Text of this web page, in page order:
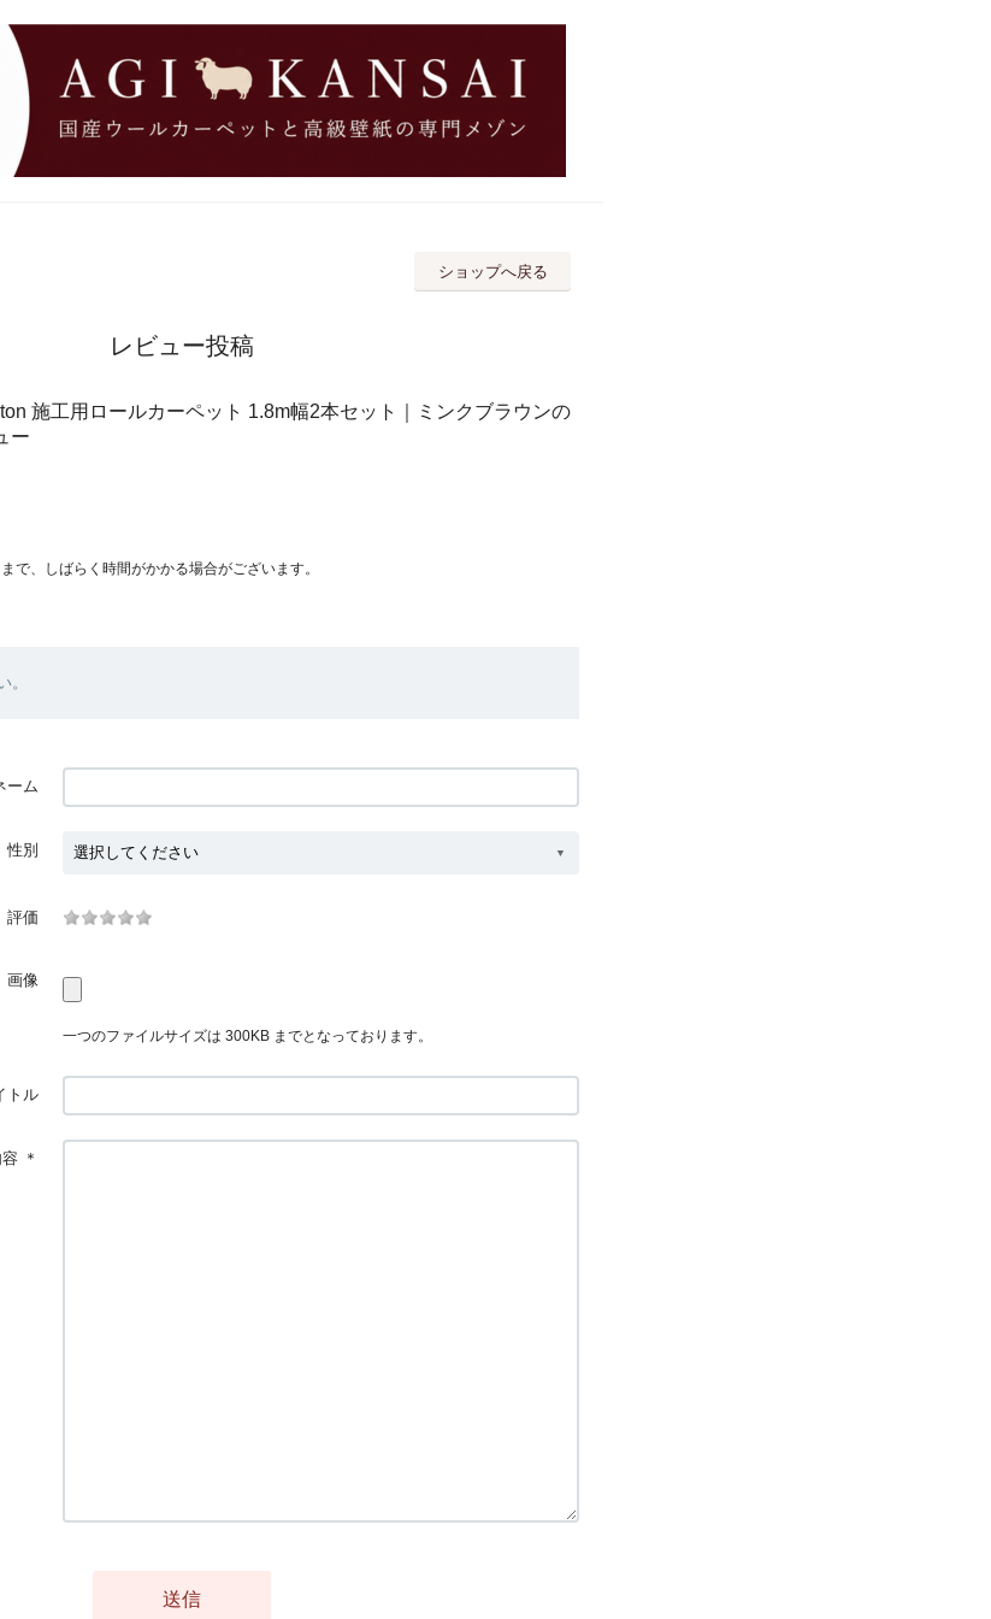
ショップへ戻る
レビュー投稿
施工用ロールカーペット 1.8m幅2本セット｜ミンクブラウンの
ー
で、しばらく時間がかかる場合がございます。
。
ーム
性別
評価
画像
一つのファイルサイズは 300KB までとなっております。
トル
＊